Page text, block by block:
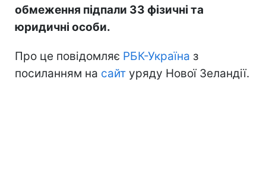
обмеження підпали 33 фізичні та
юридичні особи.
Про це повідомляє РБК-Україна з
посиланням на сайт уряду Нової Зеландії.